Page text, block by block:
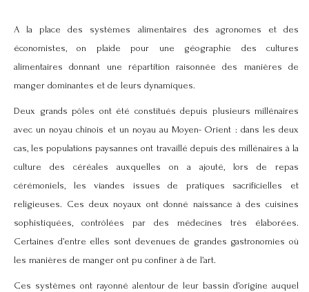
A la place des systèmes alimentaires des agronomes et des
économistes, on plaide pour une géographie des cultures
alimentaires donnant une répartition raisonnée des manières de
manger dominantes et de leurs dynamiques.
Deux grands pôles ont été constitués depuis plusieurs millénaires
avec un noyau chinois et un noyau au Moyen- Orient : dans les deux
cas, les populations paysannes ont travaillé depuis des millénaires à la
culture des céréales auxquelles on a ajouté, lors de repas
cérémoniels, les viandes issues de pratiques sacrificielles et
religieuses. Ces deux noyaux ont donné naissance à des cuisines
sophistiquées, contrôlées par des médecines très élaborées.
Certaines d’entre elles sont devenues de grandes gastronomies où
les manières de manger ont pu confiner à de l’art.
Ces systèmes ont rayonné alentour de leur bassin d’origine auquel